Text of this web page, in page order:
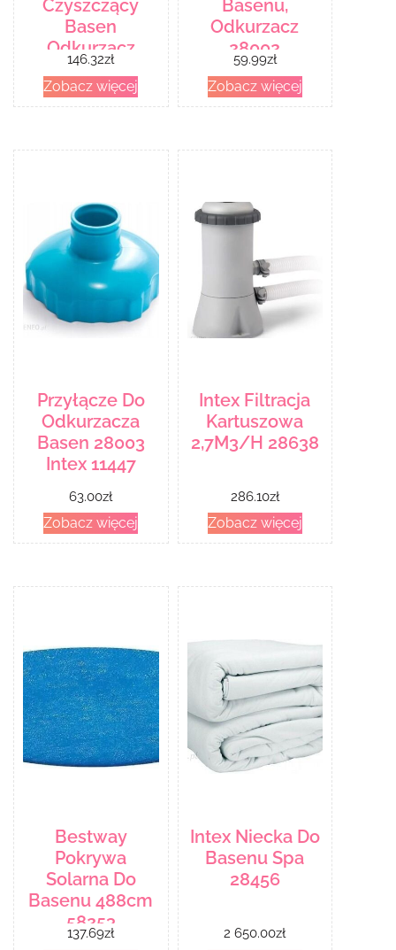
Czyszczący
Basen
Odkurzacz
58013
146.32zł
Zobacz więcej
Basenu,
Odkurzacz
28002
59.99zł
Zobacz więcej
Przyłącze Do
Odkurzacza
Basen 28003
Intex 11447
63.00zł
Zobacz więcej
Intex Filtracja
Kartuszowa
2,7M3/H 28638
286.10zł
Zobacz więcej
Bestway
Pokrywa
Solarna Do
Basenu 488cm
58253
137.69zł
Intex Niecka Do
Basenu Spa
28456
2 650.00zł